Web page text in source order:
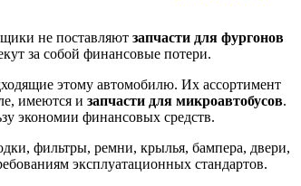
не поставляют запчасти для фургонов
за собой финансовые потери.
этому автомобилю. Их ассортимент
имеются и запчасти для микроавтобусов.
экономии финансовых средств.
фильтры, ремни, крылья, бампера, двери,
эксплуатационных стандартов.